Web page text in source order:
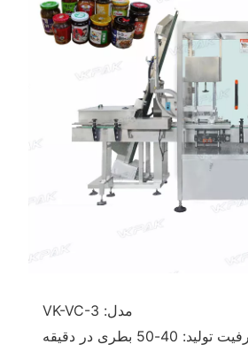
مدل: VK-VC-3
40-50 بطری در دقیقه